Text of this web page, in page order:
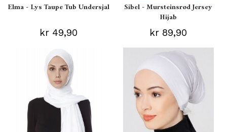
Elma - Lys Taupe Tub Undersjal
kr 49,90
Sibel - Mursteinsrød Jersey
Hijab
kr 89,90